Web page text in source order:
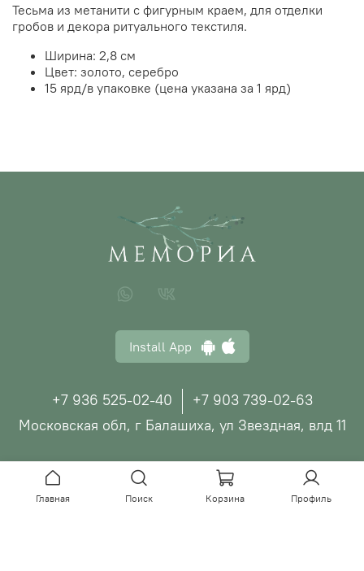
Тесьма из метанити с фигурным краем, для отделки
гробов и декора ритуального текстиля.
Ширина: 2,8 см
Цвет: золото, серебро
15 ярд/в упаковке (цена указана за 1 ярд)
Install App
+7 936 525-02-40
+7 903 739-02-63
Московская обл, г Балашиха, ул Звездная, влд 11
© ООО "МЕМОРИА", 2026
Главная Поиск Корзина Профиль